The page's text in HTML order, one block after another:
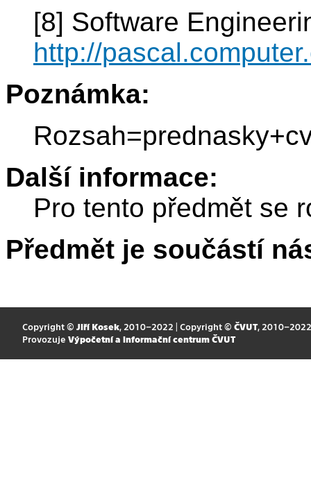
[8] Software
http://
Poznámka:
Další informace:
Pro tento předmět se
Předmět je součástí
Copyright © Jiří Kosek, 2010–2022 | Copyright © ČVUT, 2010–2022
Provozuje Výpočetní a informační centrum ČVUT